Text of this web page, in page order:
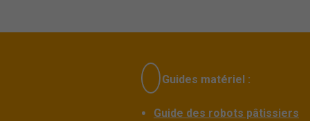
Guides matériel :
Guide des robots pâtissiers